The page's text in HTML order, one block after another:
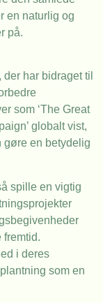
en naturlig og
på.
har bidraget til
som ‘The Great
globalt vist,
gøre en betydelig
spille en vigtig
fremtid.
i deres
som en